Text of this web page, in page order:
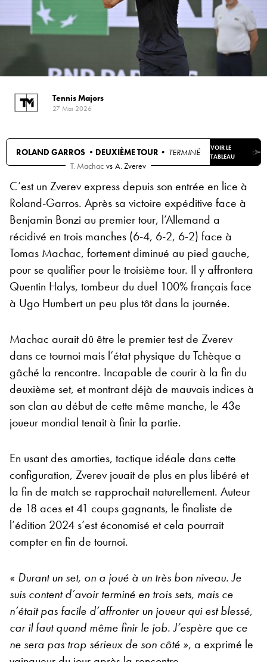
Tennis Majors
27 Mai 2026
ROLAND GARROS • DEUXIÈME TOUR • TERMINÉ
VOIR LE
TABLEAU
T. Machac vs A. Zverev
C’est un Zverev express depuis son entrée en lice à
Roland-Garros. Après sa victoire expéditive face à
Benjamin Bonzi au premier tour, l’Allemand a
récidivé en trois manches (6-4, 6-2, 6-2) face à
Tomas Machac, fortement diminué au pied gauche,
pour se qualifier pour le troisième tour. Il y affrontera
Quentin Halys, tombeur du duel 100% français face
à Ugo Humbert un peu plus tôt dans la journée.
Machac aurait dû être le premier test de Zverev
dans ce tournoi mais l’état physique du Tchèque a
gâché la rencontre. Incapable de courir à la fin du
deuxième set, et montrant déjà de mauvais indices à
son clan au début de cette même manche, le 43e
joueur mondial tenait à finir la partie.
En usant des amorties, tactique idéale dans cette
configuration, Zverev jouait de plus en plus libéré et
la fin de match se rapprochait naturellement. Auteur
de 18 aces et 41 coups gagnants, le finaliste de
l’édition 2024 s’est économisé et cela pourrait
compter en fin de tournoi.
« Durant un set, on a joué à un très bon niveau. Je
suis content d’avoir terminé en trois sets, mais ce
n’était pas facile d’affronter un joueur qui est blessé,
car il faut quand même finir le job. J’espère que ce
ne sera pas trop sérieux de son côté », a exprimé le